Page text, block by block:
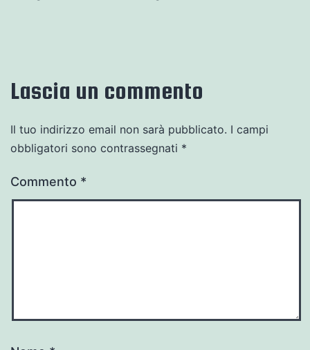
Lascia un commento
Il tuo indirizzo email non sarà pubblicato. I campi
obbligatori sono contrassegnati *
Commento *